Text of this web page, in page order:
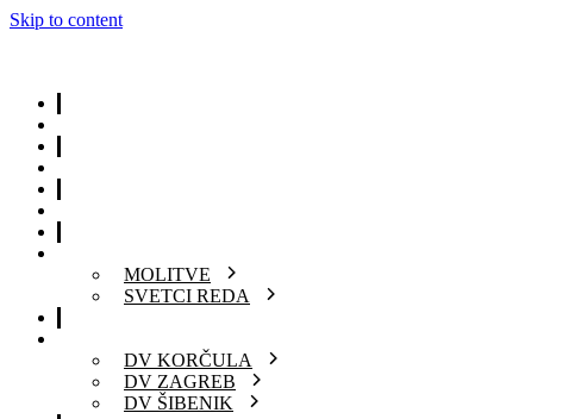
Skip to content
MOLITVE
SVETCI REDA
DV KORČULA
DV ZAGREB
DV ŠIBENIK